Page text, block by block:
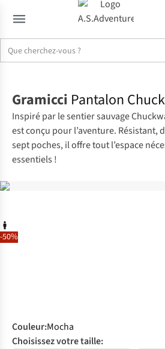
-50%
Gramicci Pantalon
Inspiré par le sentier sauvage
est conçu pour l’aventure. Résistant,
sept poches, il offre tout l’espace
essentiels !
Couleur:Mocha
Choisissez votre taille: